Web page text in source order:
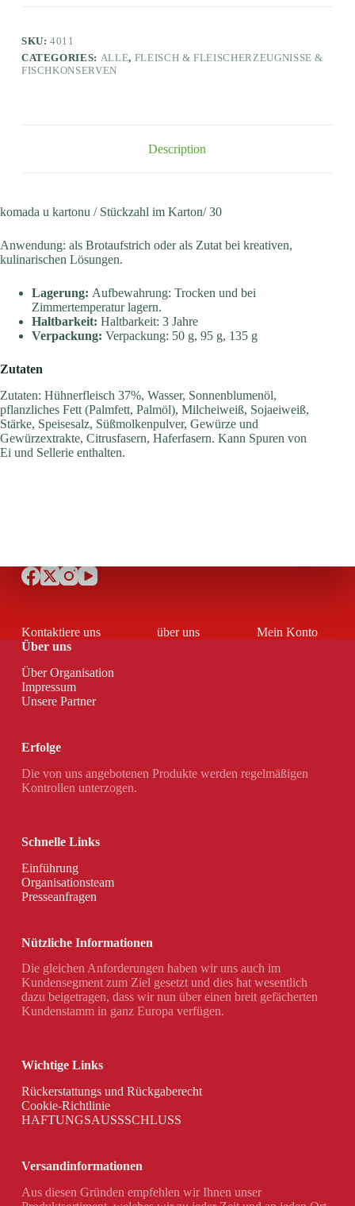
SKU:4011
CATEGORIES: ALLE, FLEISCH & FLEISCHERZEUGNISSE &
FISCHKONSERVEN
Description
komada u kartonu / Stückzahl im Karton/ 30
Anwendung: als Brotaufstrich oder als Zutat bei kreativen,
kulinarischen Lösungen.
Lagerung: Aufbewahrung: Trocken und bei
Zimmertemperatur lagern.
Haltbarkeit: Haltbarkeit: 3 Jahre
Verpackung: Verpackung: 50 g, 95 g, 135 g
Zutaten
Zutaten: Hühnerfleisch 37%, Wasser, Sonnenblumenöl,
pflanzliches Fett (Palmfett, Palmöl), Milcheiweiß, Sojaeiweiß,
Stärke, Speisesalz, Süßmolkenpulver, Gewürze und
Gewürzextrakte, Citrusfasern, Haferfasern. Kann Spuren von
Ei und Sellerie enthalten.
Kontaktiere uns über uns
Mein Konto
Über uns
Über Organisation
Impressum
Unsere Partner
Erfolge
Die von uns angebotenen Produkte werden regelmäßigen
Kontrollen unterzogen.
Schnelle Links
Einführung
Organisationsteam
Presseanfragen
Nützliche Informationen
Die gleichen Anforderungen haben wir uns auch im
Kundensegment zum Ziel gesetzt und dies hat wesentlich
dazu beigetragen, dass wir nun über einen breit gefächerten
Kundenstamm in ganz Europa verfügen.
Wichtige Links
Rückerstattungs und Rückgaberecht
Cookie-Richtlinie
HAFTUNGSAUSSSCHLUSS
Versandinformationen
Aus diesen Gründen empfehlen wir Ihnen unser